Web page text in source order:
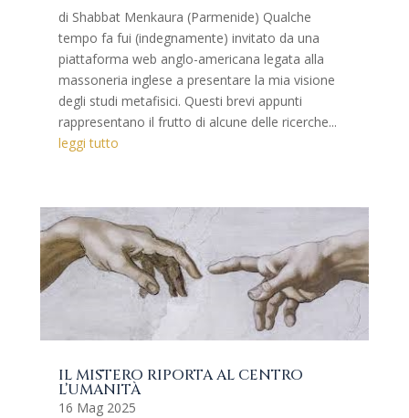
di Shabbat Menkaura (Parmenide) Qualche
tempo fa fui (indegnamente) invitato da una
piattaforma web anglo-americana legata alla
massoneria inglese a presentare la mia visione
degli studi metafisici. Questi brevi appunti
rappresentano il frutto di alcune delle ricerche...
leggi tutto
IL MISTERO RIPORTA AL CENTRO
L’UMANITÀ
16 Mag 2025